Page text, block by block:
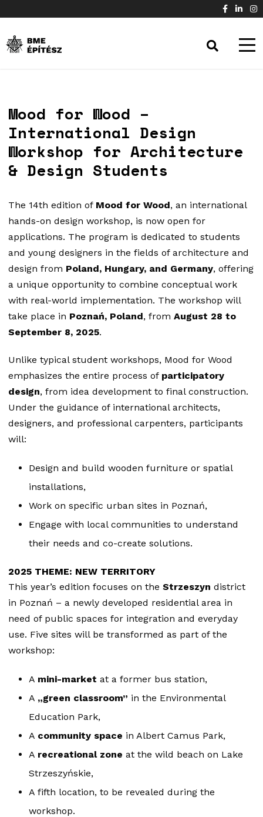
Mood for Wood –
International Design
Workshop for Architecture
& Design Students
The 14th edition of Mood for Wood, an international
hands-on design workshop, is now open for
applications. The program is dedicated to students
and young designers in the fields of architecture and
design from Poland, Hungary, and Germany, offering
a unique opportunity to combine conceptual work
with real-world implementation. The workshop will
take place in Poznań, Poland, from August 28 to
September 8, 2025.
Unlike typical student workshops, Mood for Wood
emphasizes the entire process of participatory
design, from idea development to final construction.
Under the guidance of international architects,
designers, and professional carpenters, participants
will:
Design and build wooden furniture or spatial
installations,
Work on specific urban sites in Poznań,
Engage with local communities to understand
their needs and co-create solutions.
2025 THEME: NEW TERRITORY
This year’s edition focuses on the Strzeszyn district
in Poznań – a newly developed residential area in
need of public spaces for integration and everyday
use. Five sites will be transformed as part of the
workshop:
A mini-market at a former bus station,
A „green classroom” in the Environmental
Education Park,
A community space in Albert Camus Park,
A recreational zone at the wild beach on Lake
Strzeszyńskie,
A fifth location, to be revealed during the
workshop.